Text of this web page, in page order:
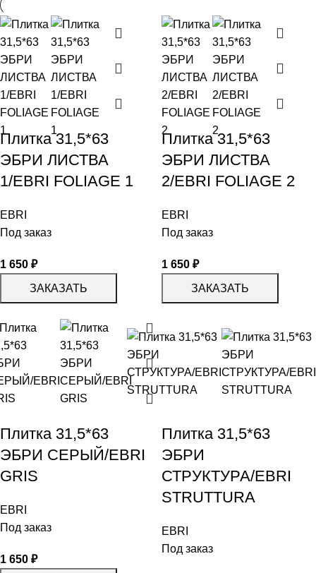
Плитка 31,5*63
ЭБРИ ЛИСТВА
1/EBRI FOLIAGE 1
EBRI
Под заказ
1 650 ₽
ЗАКАЗАТЬ
Плитка 31,5*63
ЭБРИ ЛИСТВА
2/EBRI FOLIAGE 2
EBRI
Под заказ
1 650 ₽
ЗАКАЗАТЬ
Плитка 31,5*63
ЭБРИ СЕРЫЙ/EBRI
GRIS
EBRI
Под заказ
1 650 ₽
Плитка 31,5*63
ЭБРИ
СТРУКТУРА/EBRI
STRUTTURA
EBRI
Под заказ